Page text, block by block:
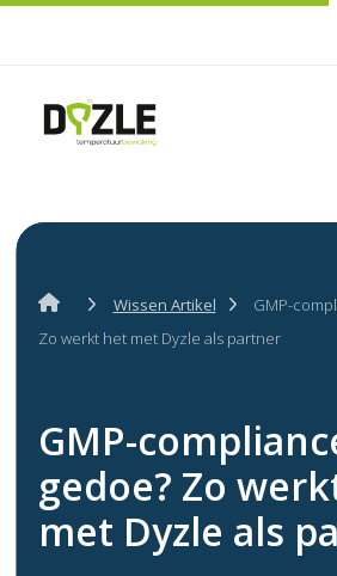
Wissen Artikel
GMP-
Zo werkt het met Dyzle als partner
GMP-
gedoe? Zo
met Dyzle als